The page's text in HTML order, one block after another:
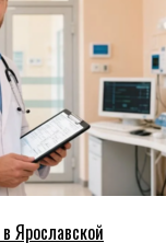
Ярославской